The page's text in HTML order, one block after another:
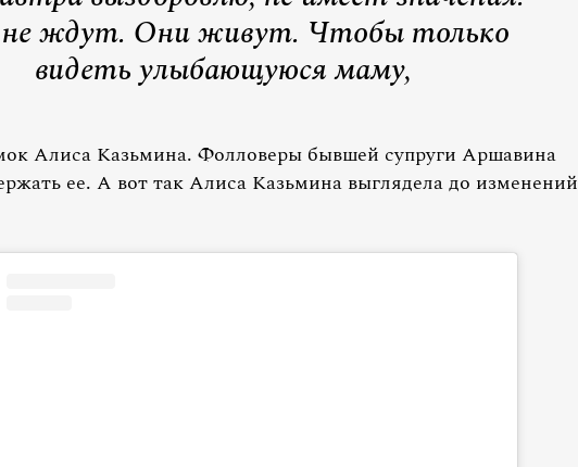
ждут. Они живут. Чтобы только
видеть улыбающуюся маму,
Алиса Казьмина. Фолловеры бывшей супруги Аршавина
ее. А вот так Алиса Казьмина выглядела до изменений